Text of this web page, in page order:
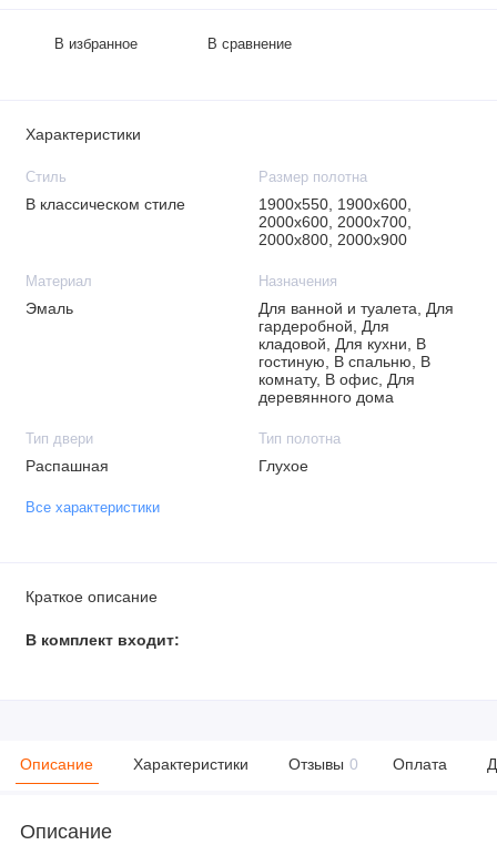
В избранное В сравнение
Характеристики
Стиль
В классическом стиле
Размер полотна
1900х550, 1900х600,
2000х600, 2000х700,
2000х800, 2000х900
Материал
Эмаль
Назначения
Для ванной и туалета, Для
гардеробной, Для
кладовой, Для кухни, В
гостиную, В спальню, В
комнату, В офис, Для
деревянного дома
Тип двери
Распашная
Тип полотна
Глухое
Все характеристики
Краткое описание
В комплект входит:
Описание Характеристики Отзывы 0 Оплата
Описание